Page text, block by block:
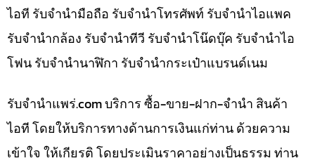
ไอที รับจำนำมือถือ รับจำนำโทรศัพท์ รับจำนำไอแพค
รับจำนำกล้อง รับจำนำทีวี รับจำนำโน๊ดบุ๊ค รับจำนำไอ
โฟน รับจำนำนาฬิกา รับจำนำกระเป๋าแบรนด์เนม
รับจํานําแพร่.com บริการ ซื้อ-ขาย-ฝาก-จำนำ สินค้า
ไอที โดยให้บริการทางด้านการเงินแก่ท่าน ด้วยความ
เข้าใจ ให้เกียรติ โดยประเมินราคาอย่างเป็นธรรม ท่าน